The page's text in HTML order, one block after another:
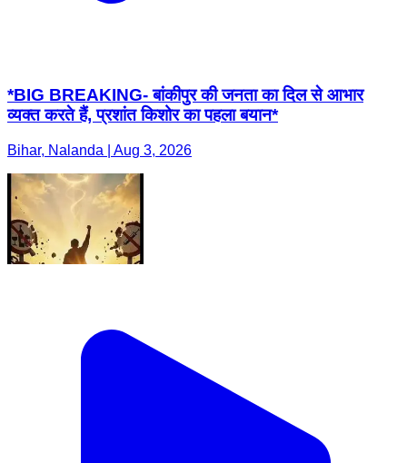
*BIG BREAKING- बांकीपुर की जनता का दिल से आभार
व्यक्त करते हैं, प्रशांत किशोर का पहला बयान*
Bihar, Nalanda | Aug 3, 2026